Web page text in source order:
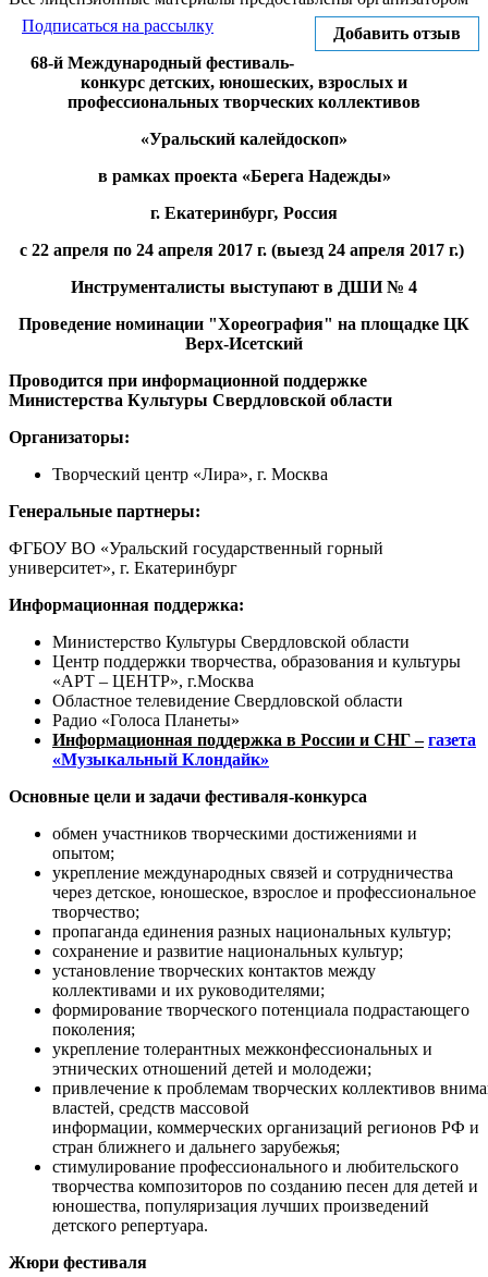
Добавить отзыв
Подписаться на рассылку
68-й Международный фестиваль-
конкурс детских, юношеских, взрослых и
профессиональных творческих коллективов
«Уральский калейдоскоп»
в рамках проекта «Берега Надежды»
г. Екатеринбург, Россия
с 22 апреля по 24 апреля 2017 г. (выезд 24 апреля 2017 г.)
Инструменталисты выступают в ДШИ № 4
Проведение номинации "Хореография" на площадке ЦК
Верх-Исетский
Проводится при информационной поддержке
Министерства Культуры Свердловской области
Организаторы:
Творческий центр «Лира», г. Москва
Генеральные партнеры:
ФГБОУ ВО «Уральский государственный горный
университет», г. Екатеринбург
Информационная поддержка:
Министерство Культуры Свердловской области
Центр поддержки творчества, образования и культуры
«АРТ – ЦЕНТР», г.Москва
Областное телевидение Свердловской области
Радио «Голоса Планеты»
Информационная поддержка в России и СНГ – газета
«Музыкальный Клондайк»
Основные цели и задачи фестиваля-конкурса
обмен участников творческими достижениями и
опытом;
укрепление международных связей и сотрудничества
через детское, юношеское, взрослое и профессиональное
творчество;
пропаганда единения разных национальных культур;
сохранение и развитие национальных культур;
установление творческих контактов между
коллективами и их руководителями;
формирование творческого потенциала подрастающего
поколения;
укрепление толерантных межконфессиональных и
этнических отношений детей и молодежи;
привлечение к проблемам творческих коллективов
властей, средств массовой
информации, коммерческих организаций регионов РФ и
стран ближнего и дальнего зарубежья;
стимулирование профессионального и любительского
творчества композиторов по созданию песен для детей и
юношества, популяризация лучших произведений
детского репертуара.
Жюри фестиваля